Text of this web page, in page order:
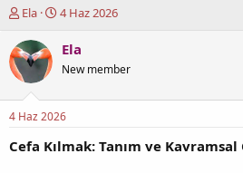
K
n
u
y
b
a
ş
Ela
B
ş
a
g
ı
ç
4 Haz 2026
Ela
New member
4 Haz 2026
Cefa Kılmak: Tanım ve Kavramsal